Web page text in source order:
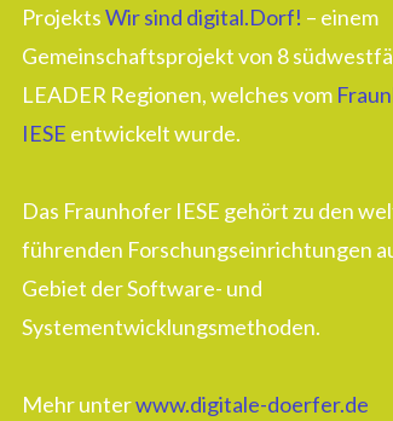
ProjektsWir sind digital.Dorf! – einem
Gemeinschaftsprojekt von 8
LEADER Regionen, welches vom
IESE entwickelt wurde.
Das Fraunhofer IESE gehört zu den
führenden Forschungseinrichtungen
Gebiet der Software- und
Systementwicklungsmethoden.
Mehr unterwww.digitale-doerfer.de